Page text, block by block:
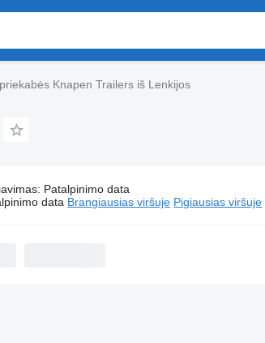
Knapen Trailers iš Lenkijos
Puspriekabės Knapen Trailers iš Lenkijos
: Patalpinimo data
data Brangiausias viršuje Pigiausias viršuje